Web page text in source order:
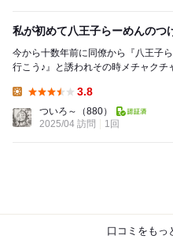
私が初めて八王子らーめんのつ
今から十数年前に同僚から『八王子
行こう♪』と誘われその時メチャク
3.8
ついろ～
（880）
2025/04 訪問
1回
口コミをもっ